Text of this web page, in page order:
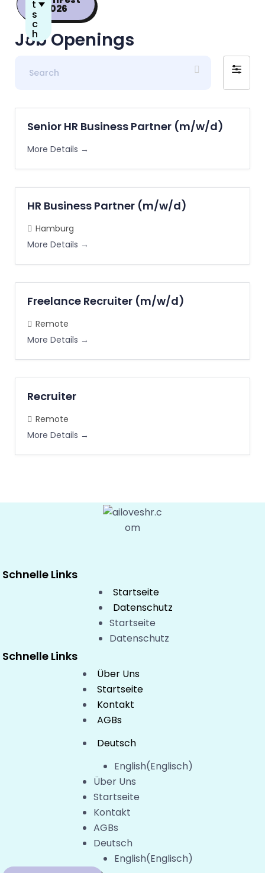
2026
t
s
c
h
Job Openings
r
F
Senior HR Business Partner (m/w/d)
More Details
HR Business Partner (m/w/d)
Hamburg
More Details
Freelance Recruiter (m/w/d)
Remote
More Details
Recruiter
Remote
More Details
Schnelle Links
Startseite
Datenschutz
Startseite
Datenschutz
Schnelle Links
Über Uns
Startseite
Kontakt
AGBs
Deutsch
English(Englisch)
Über Uns
Startseite
Kontakt
AGBs
Deutsch
English(Englisch)